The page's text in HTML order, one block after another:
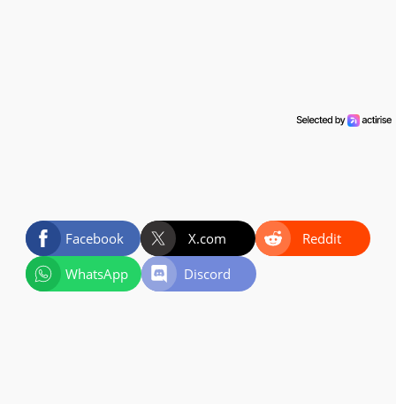
Facebook X.com
Reddit
WhatsApp
Discord